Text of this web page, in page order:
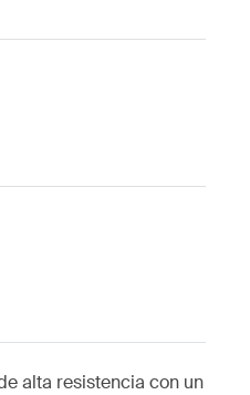
alta resistencia con un